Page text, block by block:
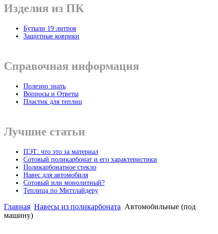
Изделия из ПК
Бутыли 19 литров
Защитные коврики
Справочная информация
Полезно знать
Вопросы и Ответы
Пластик для теплиц
Лучшие статьи
ПЭТ: что это за материал
Сотовый поликарбонат и его характеристики
Поликарбонатное стекло
Навес для автомобиля
Сотовый или монолитный?
Теплица по Миттлайдеру
Главная Навесы из поликарбоната Автомобильные (под
машину)